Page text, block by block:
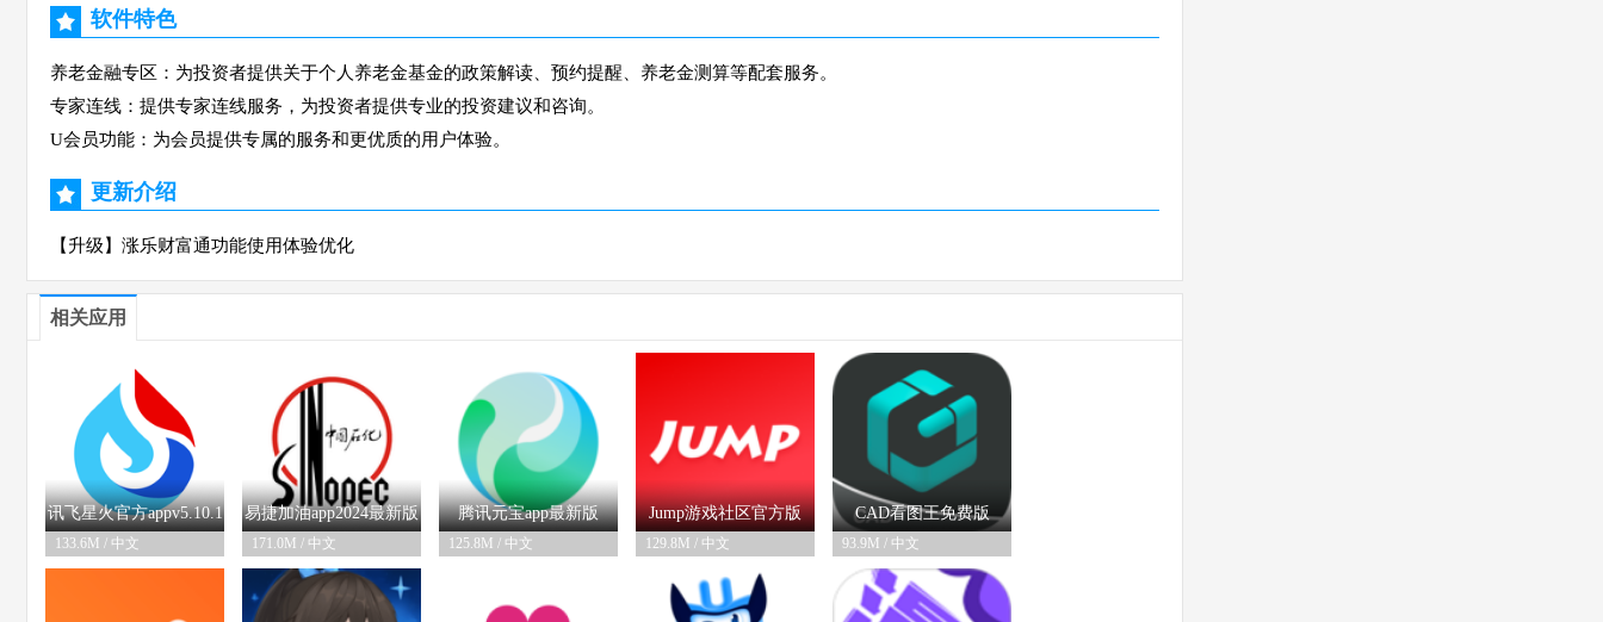
软件特色
养老金融专区：为投资者提供关于个人养老金基金的政策解读、预约提醒、养老金测算等配套服务。
专家连线：提供专家连线服务，为投资者提供专业的投资建议和咨询。
U会员功能：为会员提供专属的服务和更优质的用户体验。
更新介绍
【升级】涨乐财富通功能使用体验优化
相关应用
讯飞星火官方appv5.10.1
133.6M / 中文
06-05
易捷加油app2024最新版
v6.0.3安卓版
171.0M / 中文
02-26
腾讯元宝app最新版
125.8M / 中文
Jump游戏社区官方版
appv3.30.6安卓版
129.8M / 中文
CAD看图王免费版
appv4.9.9最新版
93.9M / 中文
06-03